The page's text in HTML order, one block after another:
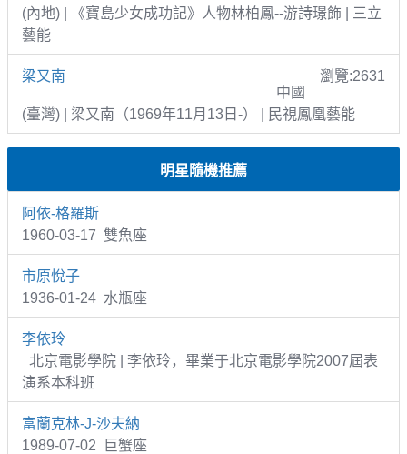
(內地) | 《寶島少女成功記》人物林柏鳳--游詩璟飾 | 三立
藝能
梁又南
瀏覽:2631
中國
(臺灣) | 梁又南（1969年11月13日-） | 民視鳳凰藝能
明星隨機推薦
阿依-格羅斯
1960-03-17 雙魚座
市原悅子
1936-01-24 水瓶座
李依玲
北京電影學院 | 李依玲，畢業于北京電影學院2007屆表
演系本科班
富蘭克林-J-沙夫納
1989-07-02 巨蟹座